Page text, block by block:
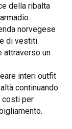
della ribalta
norvegese
di vestiti
attraverso un
interi outfit
continuando
costi per